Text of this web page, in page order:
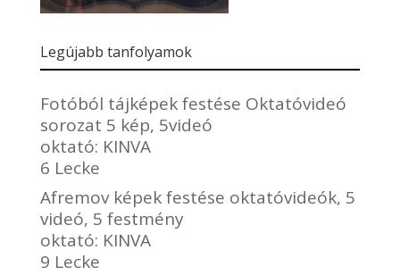
Legújabb tanfolyamok
Fotóból tájképek festése Oktatóvideó
sorozat 5 kép, 5videó
oktató: KINVA
6 Lecke
Afremov képek festése oktatóvideók, 5
videó, 5 festmény
oktató: KINVA
9 Lecke